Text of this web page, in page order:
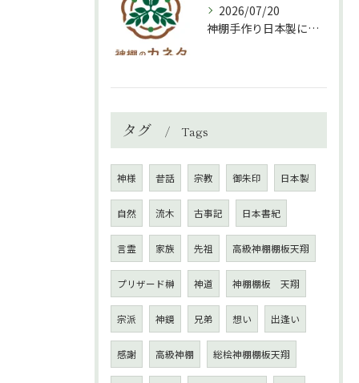
2026/07/20
神棚手作り日本製について
タグ Tags
神様 昔話 宗教 御朱印 日本製
自然 流木 古事記 日本書紀
言霊 家族 先祖 高級神棚棚板天翔
プリザード榊 神道 神棚棚板 天翔
宗派 神鏡 兄弟 想い 出逢い
感謝 高級神棚 総桧神棚棚板天翔